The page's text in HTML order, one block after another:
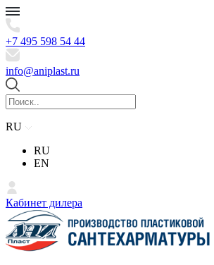
+7 495 598 54 44
info@aniplast.ru
RU
RU
EN
Кабинет дилера